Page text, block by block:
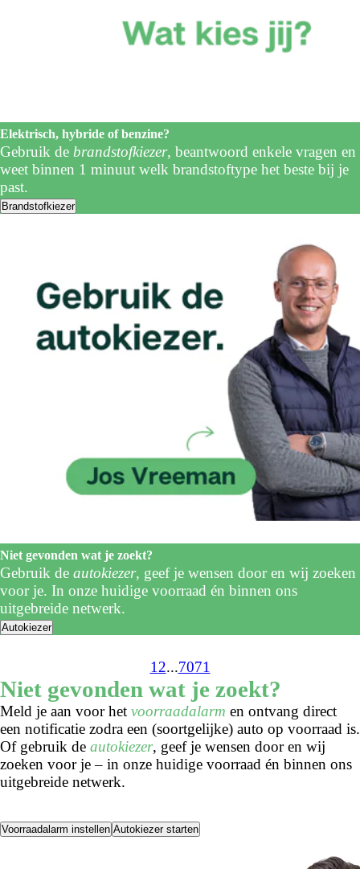
Elektrisch, hybride of benzine?
Gebruik de brandstofkiezer, beantwoord enkele vragen en
weet binnen 1 minuut welk brandstoftype het beste bij je
past.
Brandstofkiezer
Niet gevonden wat je zoekt?
Gebruik de autokiezer, geef je wensen door en wij zoeken
voor je. In onze huidige voorraad én binnen ons
uitgebreide netwerk.
Autokiezer
1 2...7071
Niet gevonden wat je zoekt?
Meld je aan voor het voorraadalarm en ontvang direct
een notificatie zodra een (soortgelijke) auto op voorraad is.
Of gebruik de autokiezer, geef je wensen door en wij
zoeken voor je – in onze huidige voorraad én binnen ons
uitgebreide netwerk.
Voorraadalarm instellen Autokiezer starten